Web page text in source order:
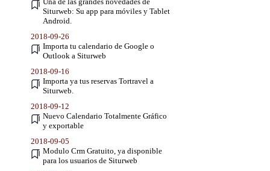
Siturweb: Su app para móviles y Tablet
Android.
2018-09-26
Importa tu calendario de Google o
Outlook a Siturweb
2018-09-16
Importa ya tus reservas Tortravel a
Siturweb.
2018-09-12
Nuevo Calendario Totalmente Gráfico
y exportable
2018-09-05
Modulo Crm Gratuito, ya disponible
para los usuarios de Siturweb